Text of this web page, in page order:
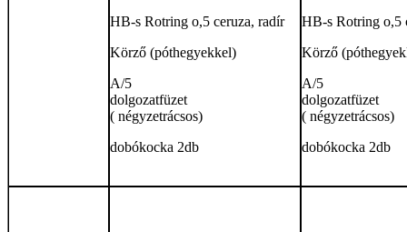
HB-s Rotring o,5 ceruza, radír
Körző (póthegyekkel)
A/5
dolgozatfüzet
( négyzetrácsos)
dobókocka 2db
HB-s Rotring o,5
Körző
A/5
( négyzetrácsos)
dobókocka 2db